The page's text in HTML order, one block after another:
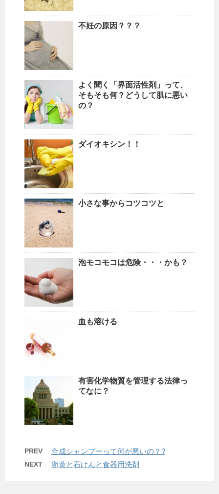
不妊の原因？？？
よく聞く「界面活性剤」って、
そもそも何？どうして肌に悪い
の？
ダイオキシン！！
小さな事からコツコツと
泡モコモコは危険・・・かも？
血も溶ける
有害化学物質を管理する法律っ
てなに？
PREV 合成シャンプーって何が悪いの？?
NEXT 卵黄と石けんと食器用洗剤